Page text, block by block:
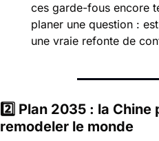
ces garde-fous encore
planer une question :
une vraie refonte de
2️⃣ Plan 2035 : la Chine
remodeler le monde